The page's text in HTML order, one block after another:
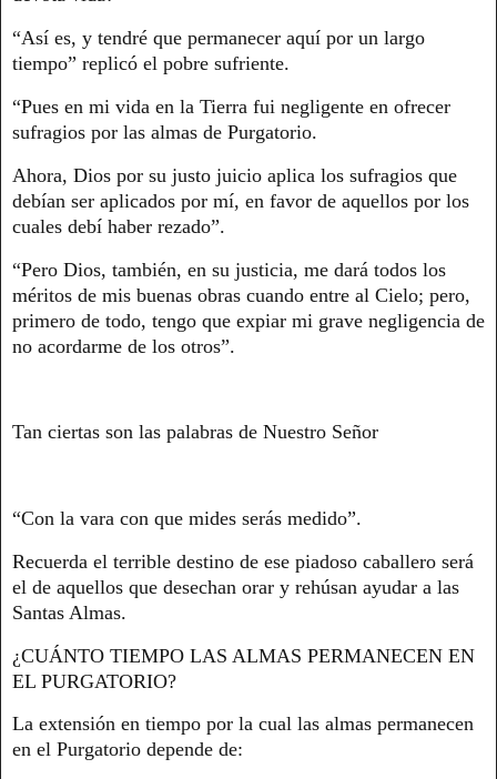
“Así es, y tendré que permanecer aquí por un largo
tiempo” replicó el pobre sufriente.
“Pues en mi vida en la Tierra fui negligente en ofrecer
sufragios por las almas de Purgatorio.
Ahora, Dios por su justo juicio aplica los sufragios que
debían ser aplicados por mí, en favor de aquellos por los
cuales debí haber rezado”.
“Pero Dios, también, en su justicia, me dará todos los
méritos de mis buenas obras cuando entre al Cielo; pero,
primero de todo, tengo que expiar mi grave negligencia de
no acordarme de los otros”.
Tan ciertas son las palabras de Nuestro Señor
“Con la vara con que mides serás medido”.
Recuerda el terrible destino de ese piadoso caballero será
el de aquellos que desechan orar y rehúsan ayudar a las
Santas Almas.
¿CUÁNTO TIEMPO LAS ALMAS PERMANECEN EN
EL PURGATORIO?
La extensión en tiempo por la cual las almas permanecen
en el Purgatorio depende de: